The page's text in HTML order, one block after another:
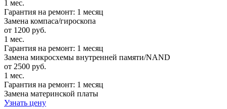
1 мес.
Гарантия на ремонт: 1 месяц
Замена компаса/гироскопа
от 1200 руб.
1 мес.
Гарантия на ремонт: 1 месяц
Замена микросхемы внутренней памяти/NAND
от 2500 руб.
1 мес.
Гарантия на ремонт: 1 месяц
Замена материнской платы
Узнать цену